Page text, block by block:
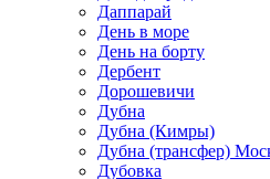
Даппарай
День в море
День на борту
Дербент
Дорошевичи
Дубна
Дубна (Кимры)
Дубна (трансфер)
Дубовка